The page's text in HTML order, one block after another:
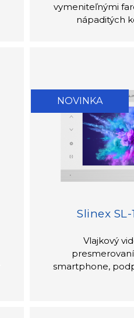
vymeniteľnými
nápaditých
NOVINKA
Slinex
Vlajkový
smartphone,